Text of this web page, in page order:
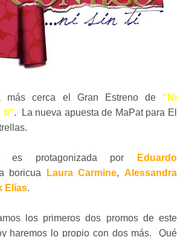
más cerca el Gran Estreno de "Ni
ti". La nueva apuesta de MaPat para El
es protagonizada por
Eduardo
boricua Laura Carmine,Alessandra
Elías.
los primeros dos promos de este
haremos lo propio con dos más. Qué